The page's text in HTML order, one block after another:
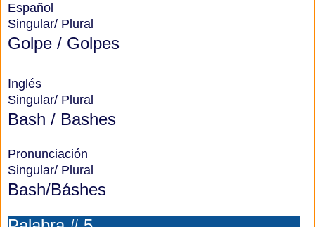
Español
Singular/ Plural
Golpe / Golpes
Inglés
Singular/ Plural
Bash / Bashes
Pronunciación
Singular/ Plural
Bash/Báshes